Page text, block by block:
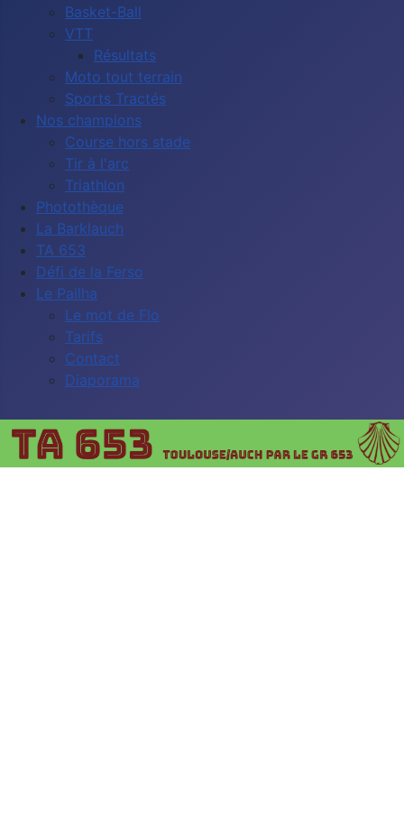
Basket-Ball
VTT
Résultats
Moto tout terrain
Sports Tractés
Nos champions
Course hors stade
Tir à l'arc
Triathlon
Photothèque
La Barklauch
TA 653
Défi de la Ferso
Le Pailha
Le mot de Flo
Tarifs
Contact
Diaporama